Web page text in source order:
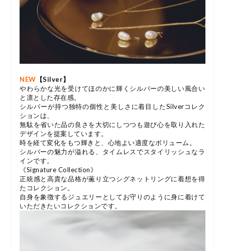
NEW 【Silver】
やわらかな光を受けてほのかに輝くシルバーの美しい風合い
と凛とした存在感。
シルバーが持つ独特の個性と美しさに着目したSilverコレク
ションは、
無駄を省いた品の良さを大切にしつつも遊び心を取り入れた
デザインを提案しています。
時を経て変化をもつ輝きと、心地よい適度なボリューム。
シルバーの魅力が溢れる、タイムレスでスタイリッシュなラ
インです。
《Signature Collection》
正統感と高貴な品格が薫り立つシグネットリングに着想を得
たコレクション。
自身を象徴するジュエリーとしてお守りのように身に着けて
いただきたいコレクションです。